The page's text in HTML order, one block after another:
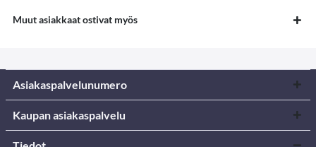
Muut asiakkaat ostivat myös
Asiakaspalvelunumero
Kaupan asiakaspalvelu